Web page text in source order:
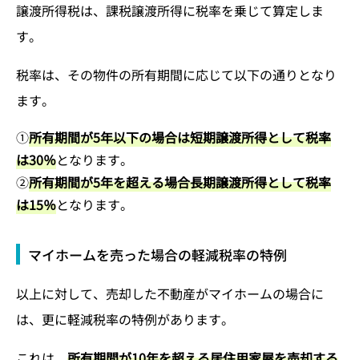
譲渡所得税は、課税譲渡所得に税率を乗じて算定しま
す。
税率は、その物件の所有期間に応じて以下の通りとなり
ます。
①所有期間が5年以下の場合は短期譲渡所得として税率
は30％となります。
②所有期間が5年を超える場合長期譲渡所得として税率
は15％となります。
マイホームを売った場合の軽減税率の特例
以上に対して、売却した不動産がマイホームの場合に
は、更に軽減税率の特例があります。